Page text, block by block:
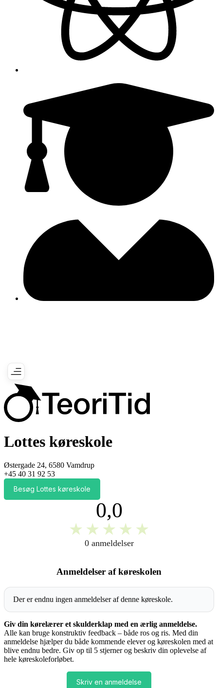
Lottes køreskole
Østergade 24, 6580 Vamdrup
+45 40 31 92 53
Besøg Lottes køreskole
0,0
★ ★ ★ ★ ★
0 anmeldelser
Anmeldelser af køreskolen
Der er endnu ingen anmeldelser af denne køreskole.
Giv din kørelærer et skulderklap med en ærlig anmeldelse.
Alle kan bruge konstruktiv feedback – både ros og ris. Med din
anmeldelse hjælper du både kommende elever og køreskolen med at
blive endnu bedre. Giv op til 5 stjerner og beskriv din oplevelse af
hele køreskoleforløbet.
Skriv en anmeldelse